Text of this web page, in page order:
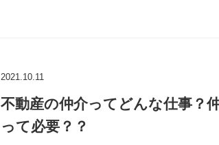
2021.10.11
不動産の仲介ってどんな仕事？
って必要？？